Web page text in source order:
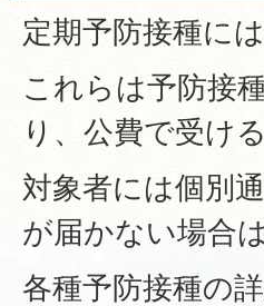
定期予防接種に
これらは予防接
り、公費で受け
対象者には個別
が届かない場合
各種予防接種の